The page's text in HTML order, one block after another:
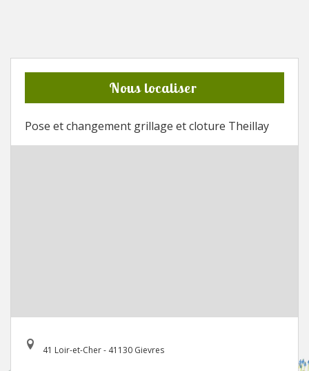
Nous localiser
Pose et changement grillage et cloture Theillay
41 Loir-et-Cher - 41130 Gievres